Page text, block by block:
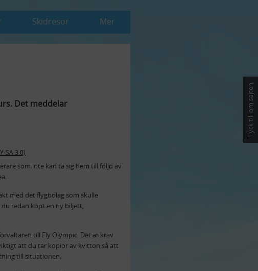
Skidresor Mer
Det meddelar
SA 3.0)
som inte kan ta sig hem till följd av
med det flygbolag som skulle
redan köpt en ny biljett,
till Fly Olympic. Det är krav
att du tar kopior av kvitton så att
till situationen.
Tyck till om sajten